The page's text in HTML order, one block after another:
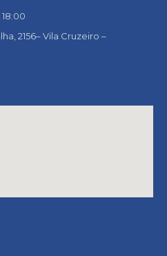
18:00
2156– Vila Cruzeiro –